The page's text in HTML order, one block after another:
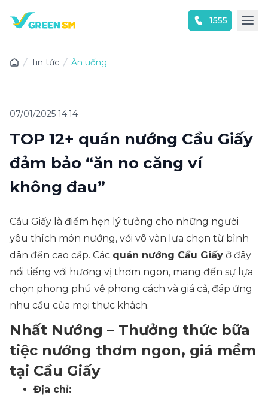
1555
Tin tức Ăn uống
07/01/2025 14:14
TOP 12+ quán nướng Cầu Giấy
đảm bảo “ăn no căng ví
không đau”
Cầu Giấy là điểm hẹn lý tưởng cho những người
yêu thích món nướng, với vô vàn lựa chọn từ bình
dân đến cao cấp. Các quán nướng Cầu Giấy ở đây
nổi tiếng với hương vị thơm ngon, mang đến sự lựa
chọn phong phú về phong cách và giá cả, đáp ứng
nhu cầu của mọi thực khách.
Nhất Nướng – Thưởng thức bữa
tiệc nướng thơm ngon, giá mềm
tại Cầu Giấy
Địa chỉ: